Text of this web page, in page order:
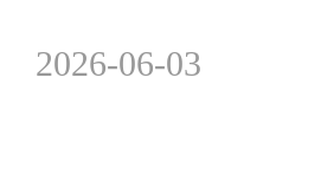
2026-06-03